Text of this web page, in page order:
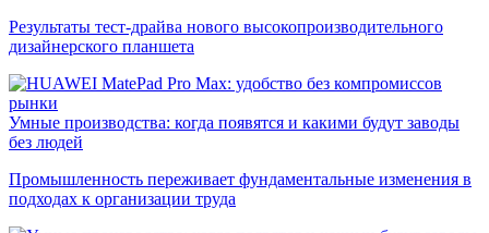
Результаты тест-драйва нового высокопроизводительного
дизайнерского планшета
рынки
Умные производства: когда появятся и какими будут заводы
без людей
Промышленность переживает фундаментальные изменения в
подходах к организации труда